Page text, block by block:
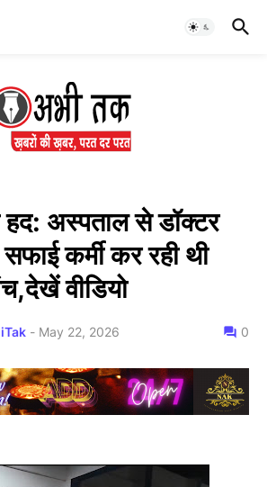
हद: अस्पताल से डॉक्टर
कर्मी कर रही थी
वीडियो
- May 22, 2026 0